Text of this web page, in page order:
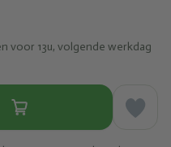
voor 13u, volgende werkdag